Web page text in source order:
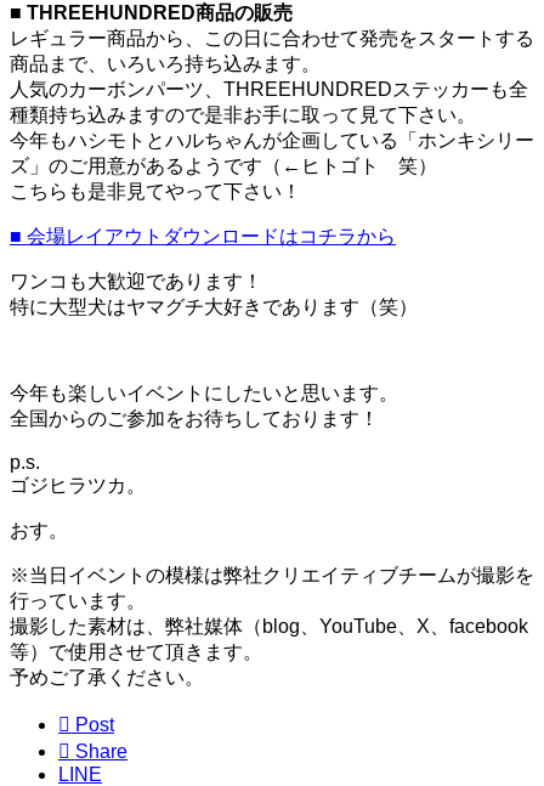
■ THREEHUNDRED商品の販売
レギュラー商品から、この日に合わせて発売をスタートする
商品まで、いろいろ持ち込みます。
人気のカーボンパーツ、THREEHUNDREDステッカーも全
種類持ち込みますので是非お手に取って見て下さい。
今年もハシモトとハルちゃんが企画している「ホンキシリー
ズ」のご用意があるようです（←ヒトゴト 笑）
こちらも是非見てやって下さい！
■ 会場レイアウトダウンロードはコチラから
ワンコも大歓迎であります！
特に大型犬はヤマグチ大好きであります（笑）
今年も楽しいイベントにしたいと思います。
全国からのご参加をお待ちしております！
p.s.
ゴジヒラツカ。
おす。
※当日イベントの模様は弊社クリエイティブチームが撮影を
行っています。
撮影した素材は、弊社媒体（blog、YouTube、X、facebook
等）で使用させて頂きます。
予めご了承ください。
 Post
 Share
LINE